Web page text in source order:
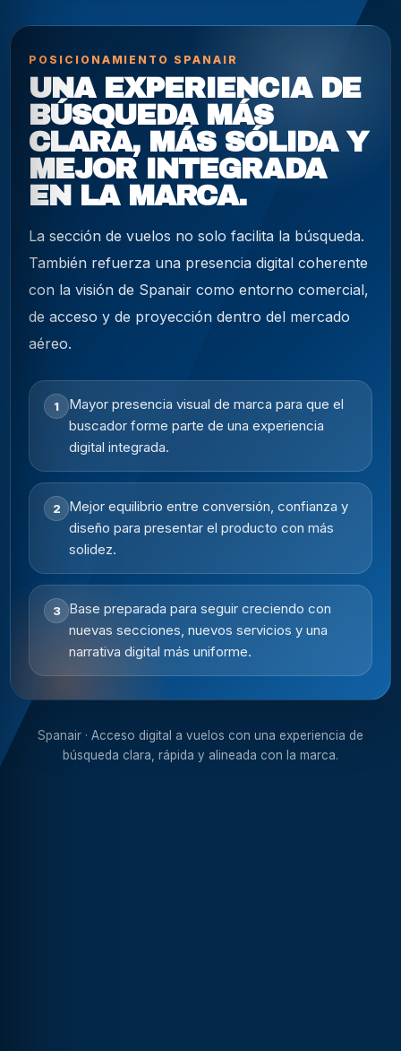
POSICIONAMIENTO SPANAIR
UNA EXPERIENCIA DE
BÚSQUEDA MÁS
CLARA, MÁS SÓLIDA Y
MEJOR INTEGRADA
EN LA MARCA.
La sección de vuelos no solo facilita la búsqueda.
También refuerza una presencia digital coherente
con la visión de Spanair como entorno comercial,
de acceso y de proyección dentro del mercado
aéreo.
1
Mayor presencia visual de marca para que el
buscador forme parte de una experiencia
digital integrada.
2
Mejor equilibrio entre conversión, confianza y
diseño para presentar el producto con más
solidez.
3
Base preparada para seguir creciendo con
nuevas secciones, nuevos servicios y una
narrativa digital más uniforme.
Spanair · Acceso digital a vuelos con una experiencia de
búsqueda clara, rápida y alineada con la marca.